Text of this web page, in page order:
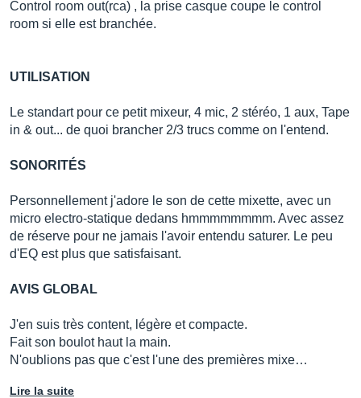
Control room out(rca) , la prise casque coupe le control
room si elle est branchée.
UTILISATION
Le standart pour ce petit mixeur, 4 mic, 2 stéréo, 1 aux, Tape
in & out... de quoi brancher 2/3 trucs comme on l'entend.
SONORITÉS
Personnellement j'adore le son de cette mixette, avec un
micro electro-statique dedans hmmmmmmmm. Avec assez
de réserve pour ne jamais l'avoir entendu saturer. Le peu
d'EQ est plus que satisfaisant.
AVIS GLOBAL
J'en suis très content, légère et compacte.
Fait son boulot haut la main.
N'oublions pas que c'est l'une des premières mixe…
Lire la suite